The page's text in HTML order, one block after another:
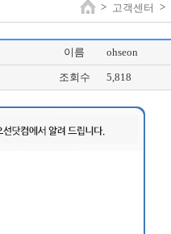
> 고객센터 >
이름 ohseon
조회수 5,818